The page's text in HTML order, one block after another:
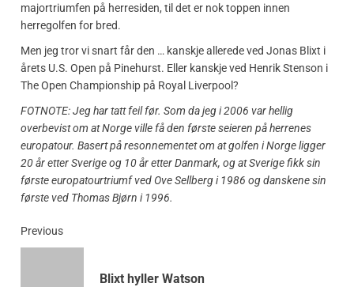
majortriumfen på herresiden, til det er nok toppen innen
herregolfen for bred.
Men jeg tror vi snart får den … kanskje allerede ved Jonas Blixt i
årets U.S. Open på Pinehurst. Eller kanskje ved Henrik Stenson i
The Open Championship på Royal Liverpool?
FOTNOTE: Jeg har tatt feil før. Som da jeg i 2006 var hellig
overbevist om at Norge ville få den første seieren på herrenes
europatour. Basert på resonnementet om at golfen i Norge ligger
20 år etter Sverige og 10 år etter Danmark, og at Sverige fikk sin
første europatourtriumf ved Ove Sellberg i 1986 og danskene sin
første ved Thomas Bjørn i 1996.
Previous
Blixt hyller Watson